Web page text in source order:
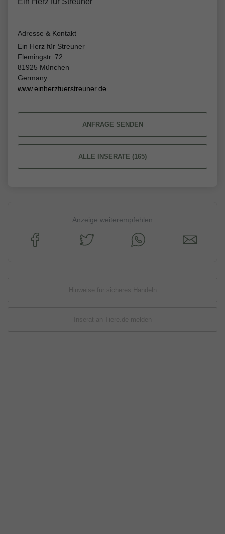
Adresse & Kontakt
Ein Herz für Streuner
Flemingstr. 72
81925 München
Germany
www.einherzfuerstreuner.de
ANFRAGE SENDEN
ALLE INSERATE (165)
Anzeige weiterempfehlen
Hinweise für sicheres Handeln
Inserat an Tiere.de melden